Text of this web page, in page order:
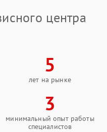
центра
5
лет на рынке
3
минимальный опыт работы
специалистов